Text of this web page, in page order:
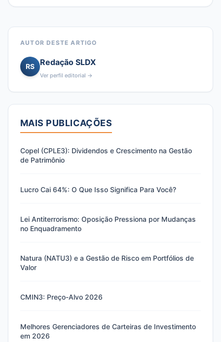
AUTOR DESTE ARTIGO
RS Redação SLDX
Ver perfil editorial →
MAIS PUBLICAÇÕES
Copel (CPLE3): Dividendos e Crescimento na Gestão
de Patrimônio
Lucro Cai 64%: O Que Isso Significa Para Você?
Lei Antiterrorismo: Oposição Pressiona por Mudanças
no Enquadramento
Natura (NATU3) e a Gestão de Risco em Portfólios de
Valor
CMIN3: Preço-Alvo 2026
Melhores Gerenciadores de Carteiras de Investimento
em 2026